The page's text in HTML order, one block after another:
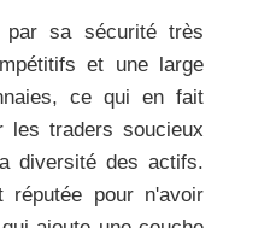
par sa sécurité très
et une large
ce qui en fait
les traders soucieux
diversité des actifs.
réputée pour n'avoir